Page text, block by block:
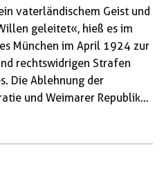
vaterländischem Geist und
geleitet«, hieß es im
München im April 1924 zur
rechtswidrigen Strafen
Die Ablehnung der
und Weimarer Republik